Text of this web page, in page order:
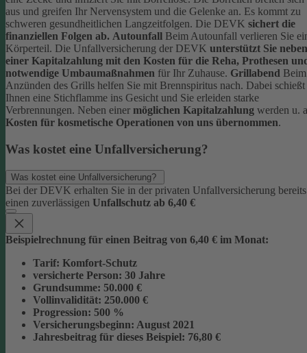
aus und greifen Ihr Nervensystem und die Gelenke an. Es kommt zu
schweren gesundheitlichen Langzeitfolgen. Die DEVK sichert die
finanziellen Folgen ab. Autounfall Beim Autounfall verlieren Sie
Körperteil. Die Unfallversicherung der DEVK unterstützt Sie neben
einer Kapitalzahlung mit den Kosten für die Reha, Prothesen
notwendige Umbaumaßnahmen für Ihr Zuhause. Grillabend Beim
Anzünden des Grills helfen Sie mit Brennspiritus nach. Dabei schießt
Ihnen eine Stichflamme ins Gesicht und Sie erleiden starke
Verbrennungen. Neben einer möglichen Kapitalzahlung werden u.
Kosten für kosmetische Operationen von uns übernommen.
Was kostet eine Unfallversicherung?
Was kostet eine Unfallversicherung?
Bei der DEVK erhalten Sie in der privaten Unfallversicherung bereits
einen zuverlässigen Unfallschutz ab 6,40 €
Beispielrechnung für einen Beitrag von 6,40 € im Monat:
Tarif: Komfort-Schutz
versicherte Person: 30 Jahre
Grundsumme: 50.000 €
Vollinvalidität: 250.000 €
Progression: 500 %
Versicherungsbeginn: August 2021
Jahresbeitrag für dieses Beispiel: 76,80 €